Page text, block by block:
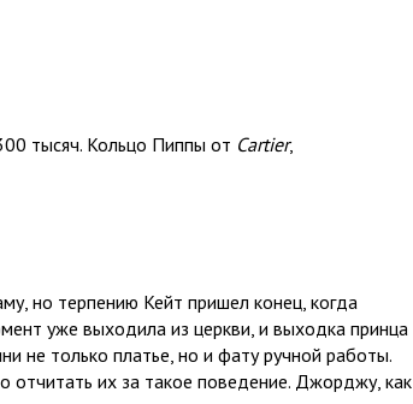
тысяч. Кольцо Пиппы от Cartier,
но терпению Кейт пришел конец, когда
уже выходила из церкви, и выходка принца
не только платье, но и фату ручной работы.
их за такое поведение. Джорджу, как